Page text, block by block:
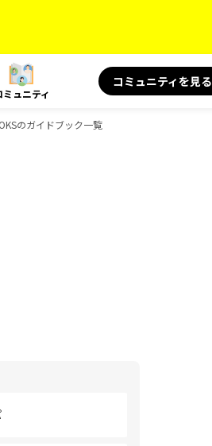
ミュニティ
コミュニティを見る
のガイドブック一覧